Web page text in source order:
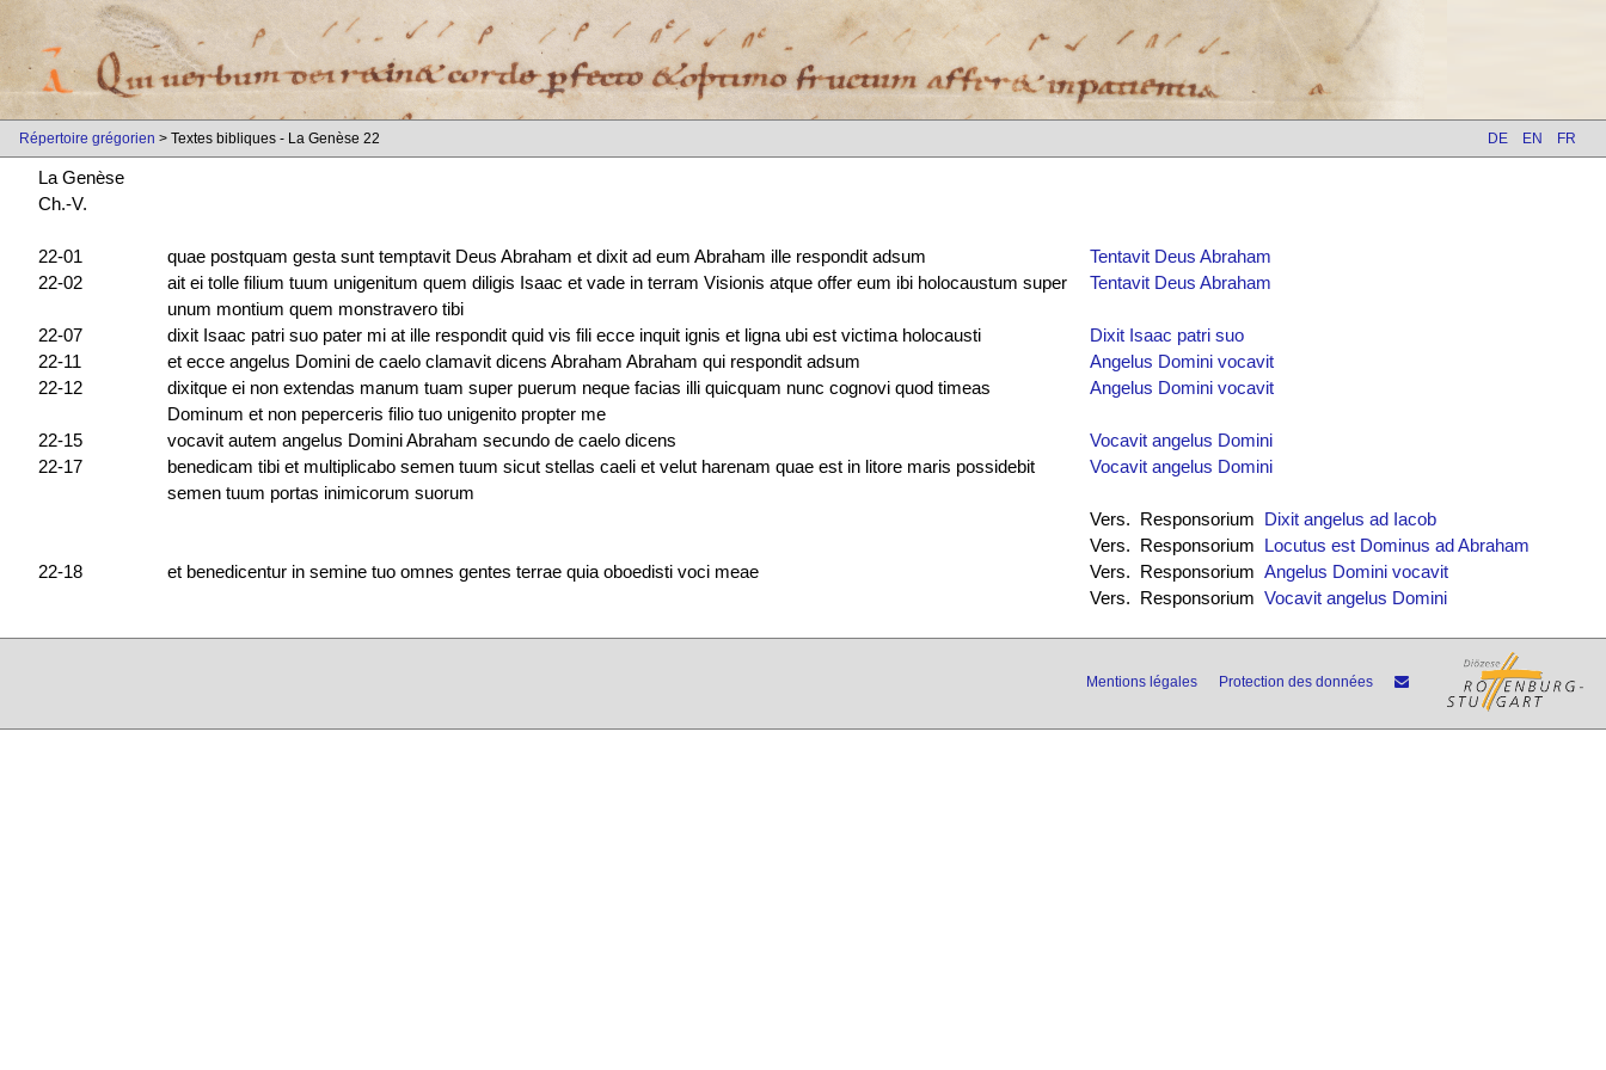
Répertoire grégorien > Textes bibliques - La Genèse 22 DE EN FR
La Genèse
Ch.-V.
22-01 quae postquam gesta sunt temptavit Deus Abraham et dixit ad eum Abraham ille respondit adsum
Tentavit Deus Abraham
22-02
ait ei tolle filium tuum unigenitum quem diligis Isaac et vade in terram Visionis atque offer eum ibi holocaustum super
unum montium quem monstravero tibi
Tentavit Deus Abraham
22-07 dixit Isaac patri suo pater mi at ille respondit quid vis fili ecce inquit ignis et ligna ubi est victima holocausti
Dixit Isaac patri suo
22-11
et ecce angelus Domini de caelo clamavit dicens Abraham Abraham qui respondit adsum
Angelus Domini vocavit
22-12
dixitque ei non extendas manum tuam super puerum neque facias illi quicquam nunc cognovi quod timeas
Dominum et non peperceris filio tuo unigenito propter me
Angelus Domini vocavit
22-15 vocavit autem angelus Domini Abraham secundo de caelo dicens
Vocavit angelus Domini
22-17
benedicam tibi et multiplicabo semen tuum sicut stellas caeli et velut harenam quae est in litore maris possidebit
semen tuum portas inimicorum suorum
Vocavit angelus Domini
Vers. Responsorium Dixit angelus ad Iacob
Vers. Responsorium Locutus est Dominus ad Abraham
22-18
et benedicentur in semine tuo omnes gentes terrae quia oboedisti voci meae Vers. Responsorium Angelus Domini vocavit
Vers. Responsorium Vocavit angelus Domini
Mentions légales Protection des données